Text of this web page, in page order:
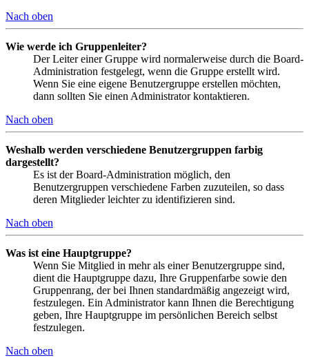
Nach oben
Wie werde ich Gruppenleiter?
Der Leiter einer Gruppe wird normalerweise durch die Board-
Administration festgelegt, wenn die Gruppe erstellt wird.
Wenn Sie eine eigene Benutzergruppe erstellen möchten,
dann sollten Sie einen Administrator kontaktieren.
Nach oben
Weshalb werden verschiedene Benutzergruppen farbig
dargestellt?
Es ist der Board-Administration möglich, den
Benutzergruppen verschiedene Farben zuzuteilen, so dass
deren Mitglieder leichter zu identifizieren sind.
Nach oben
Was ist eine Hauptgruppe?
Wenn Sie Mitglied in mehr als einer Benutzergruppe sind,
dient die Hauptgruppe dazu, Ihre Gruppenfarbe sowie den
Gruppenrang, der bei Ihnen standardmäßig angezeigt wird,
festzulegen. Ein Administrator kann Ihnen die Berechtigung
geben, Ihre Hauptgruppe im persönlichen Bereich selbst
festzulegen.
Nach oben